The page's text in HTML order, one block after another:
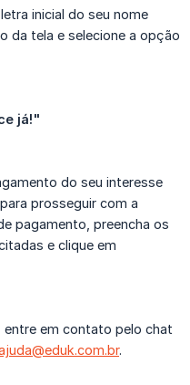
inicial do seu nome
da tela e selecione a opção
já!"
do seu interesse
prosseguir com a
pagamento, preencha os
e clique em
em contato pelo chat
.